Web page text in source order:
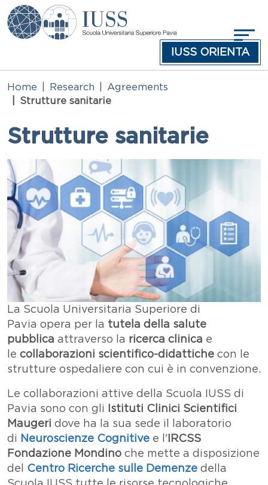
Skip to main content
IUSS ORIENTA
Home Research
Agreements
Strutture sanitarie
Strutture sanitarie
Immagine
Testo
La Scuola Universitaria Superiore di
Pavia opera per la tutela della salute
pubblica attraverso la ricerca clinica e
le collaborazioni scientifico-didattiche con le
strutture ospedaliere con cui è in convenzione.
Le collaborazioni attive della Scuola IUSS di
Pavia sono con gli Istituti Clinici Scientifici
Maugeri dove ha la sua sede il laboratorio
di Neuroscienze Cognitive e l'IRCSS
Fondazione Mondino che mette a disposizione
del Centro Ricerche sulle Demenze della